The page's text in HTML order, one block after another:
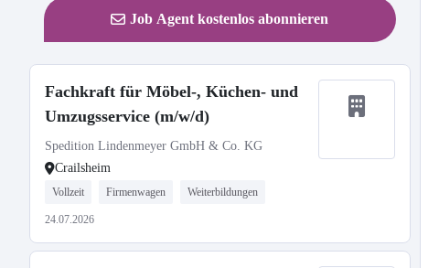
Job Agent kostenlos abonnieren
Fachkraft für Möbel-, Küchen- und
Umzugsservice (m/w/d)
Spedition Lindenmeyer GmbH & Co. KG
Crailsheim
Vollzeit Firmenwagen Weiterbildungen
24.07.2026